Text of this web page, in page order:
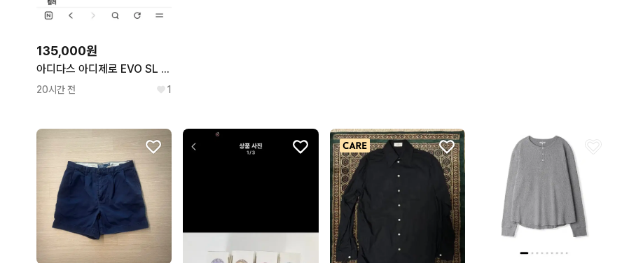
135,000원
아디다스 아디제로 EVO SL 250
20시간 전 1